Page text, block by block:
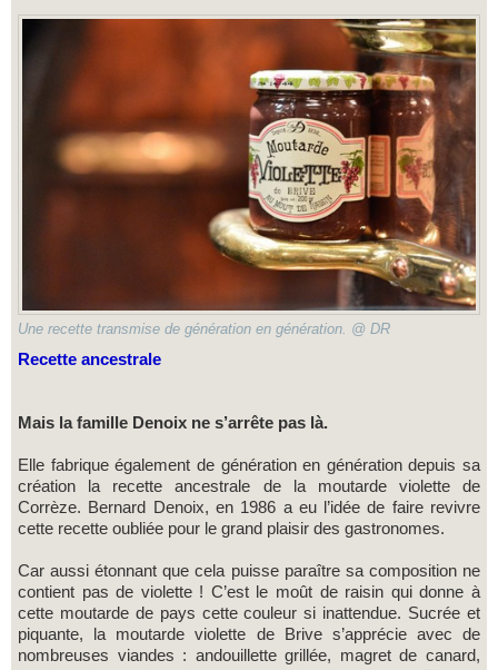
Une recette transmise de génération en génération. @ DR
Recette ancestrale
Mais la famille Denoix ne s’arrête pas là.
Elle fabrique également de génération en génération depuis sa
création la recette ancestrale de la moutarde violette de
Corrèze. Bernard Denoix, en 1986 a eu l’idée de faire revivre
cette recette oubliée pour le grand plaisir des gastronomes.
Car aussi étonnant que cela puisse paraître sa composition ne
contient pas de violette ! C’est le moût de raisin qui donne à
cette moutarde de pays cette couleur si inattendue. Sucrée et
piquante, la moutarde violette de Brive s’apprécie avec de
nombreuses viandes : andouillette grillée, magret de canard,